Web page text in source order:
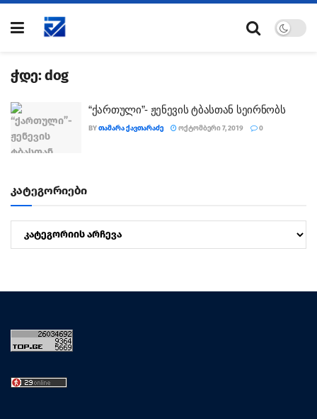
ჭდე:dog
“ქართული”- ჟენევის ტბასთან სეირნობს
BYᲗᲐᲛᲐᲠᲐ ᲥᲐᲕᲗᲐᲠᲐᲫᲔ ᲝᲥᲢᲝᲛᲑᲔᲠᲘ 7, 2019 0
კატეგორიები
კატეგორიები